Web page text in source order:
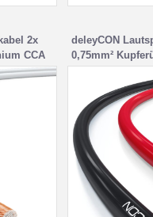
2x
CCA
deleyCON
0,75mm²
BauPVO / CPR